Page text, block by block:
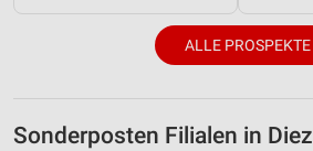
ALLE PROSPEKTE
Sonderposten Filialen in Diez